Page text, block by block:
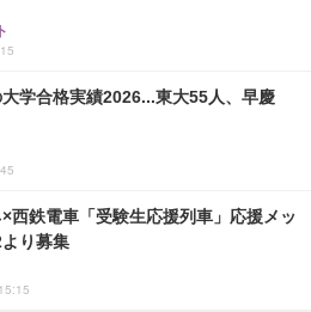
学合格実績2026...東大55人、早慶
西鉄電車「受験生応援列車」応援メッ
り募集